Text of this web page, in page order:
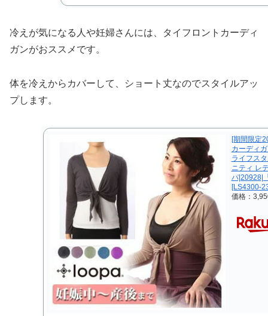
冷えが気になる人や妊婦さんには、タイフロントカーディ
ガンがおススメです。
体を冷えからカバーして、ショート丈なのでスタイルアッ
プします。
[期間限定
カーディ
ライフス
ニティ レ
パ|20928|
[LS4300-
価格：